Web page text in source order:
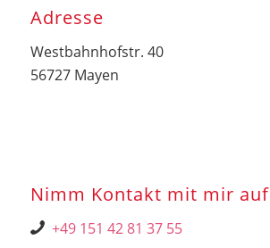
Adresse
Westbahnhofstr. 40
56727 Mayen
Nimm Kontakt mit mir auf
+49 151 42 81 37 55